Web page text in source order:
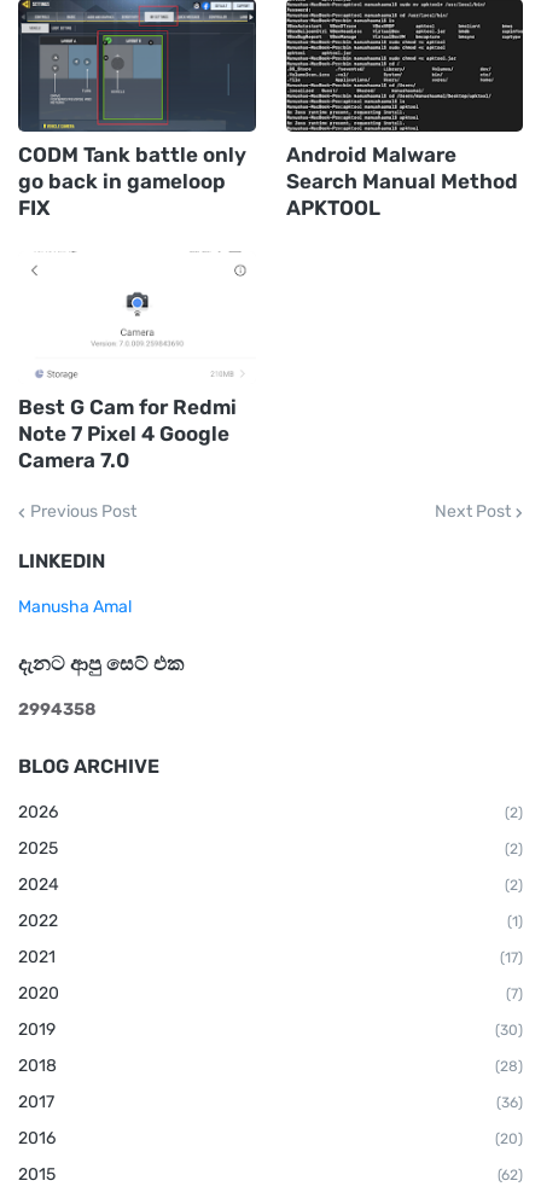
CODM Tank battle only
go back in gameloop
FIX
Android Malware
Search Manual Method
APKTOOL
Best G Cam for Redmi
Note 7 Pixel 4 Google
Camera 7.0
Previous Post Next Post
LINKEDIN
Manusha Amal
දැනට ආපු සෙට් එක
2994358
BLOG ARCHIVE
2026 (2)
2025 (2)
2024 (2)
2022 (1)
2021 (17)
2020 (7)
2019 (30)
2018 (28)
2017 (36)
2016 (20)
2015 (62)